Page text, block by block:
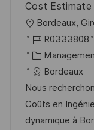
h
a
g
e
Cost Estimate
o
c
a
l
i
s
Bordeaux,
R
é
f
é
r
e
R0333808
C
a
t
é
g
Bordeaux
Nous
Coûts en
dynamique à